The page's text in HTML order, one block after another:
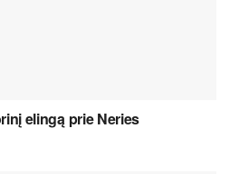
elingą prie Neries